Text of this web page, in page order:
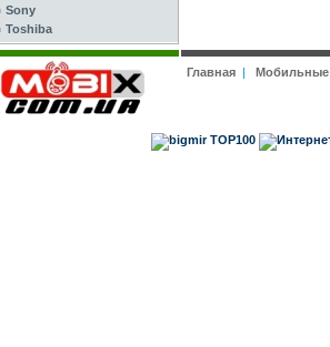
Sony
Toshiba
Главная|